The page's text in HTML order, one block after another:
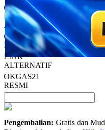
OKGAS21
LINK
ALTERNATIF
OKGAS21
PROMO
LINK
ALTERNATIF
OKGAS21
RESMI
Pengembalian: Gratis dan